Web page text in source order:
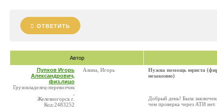
ОТВЕТИТЬ
Автор
Пупков Игорь
Александрович,
физ.лицо
Грузовладелец-перевозчик
Железногорск г.
Код:2483252
Алина, Игорь
Нужна помощь юриста
незаконно)
Добрый день! Была
чем проверка через АТИ